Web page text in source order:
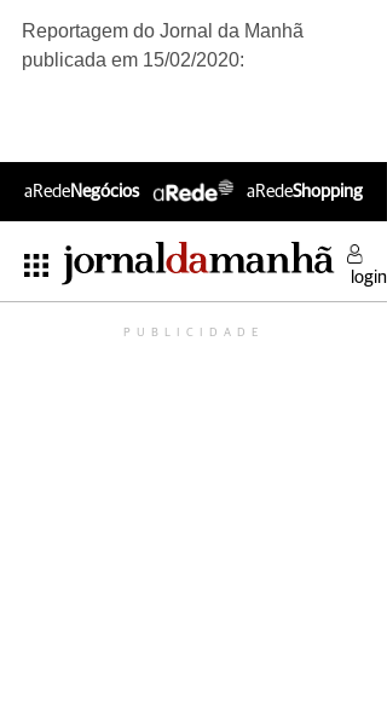
Reportagem do Jornal da Manhã
publicada em 15/02/2020: